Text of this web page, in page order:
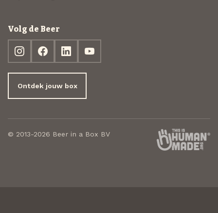
Volg de Beer
Ontdek jouw box
© 2013-2026 Beer in a Box BV